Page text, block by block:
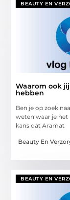
BEAUTY EN
Waarom ook
hebben
Ben je op zoek
weten waar je
kans dat Aramat
Beauty En
BEAUTY EN